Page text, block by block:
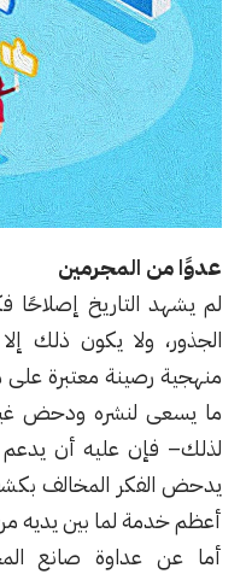
عدوًا من المجرمين
لم يشهد التاريخ إصلاحًا
الجذور، ولا يكون ذلك إلا
منهجية رصينة معتبرة على
ما يسعى لنشره ودحض
لذلك– فإن عليه أن يدعم
يدحض الفكر المخالف
أعظم خدمة لما بين يديه
أما عن عداوة صانع